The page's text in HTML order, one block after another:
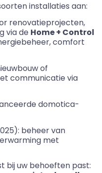
installaties aan:
renovatieprojecten,
via de Home + Control
, comfort
of
communicatie via
domotica-
beheervan
met
bijuw behoeften past: